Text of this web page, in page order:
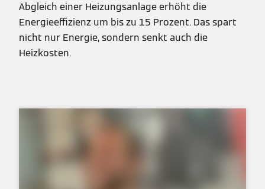
Abgleich einer Heizungsanlage erhöht die
Energieeffizienz um bis zu 15 Prozent. Das spart
nicht nur Energie, sondern senkt auch die
Heizkosten.